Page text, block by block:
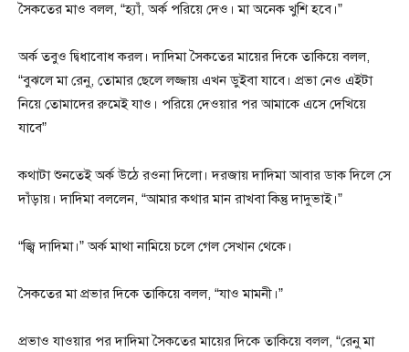
সৈকতের মাও বলল, “হ্যাঁ, অর্ক পরিয়ে দেও। মা অনেক খুশি হবে।”
অর্ক তবুও দ্বিধাবোধ করল। দাদিমা সৈকতের মায়ের দিকে তাকিয়ে বলল,
“বুঝলে মা রেনু, তোমার ছেলে লজ্জায় এখন ডুইবা যাবে। প্রভা নেও এইটা
নিয়ে তোমাদের রুমেই যাও। পরিয়ে দেওয়ার পর আমাকে এসে দেখিয়ে
যাবে”
কথাটা শুনতেই অর্ক উঠে রওনা দিলো। দরজায় দাদিমা আবার ডাক দিলে সে
দাঁড়ায়। দাদিমা বললেন, “আমার কথার মান রাখবা কিন্তু দাদুভাই।”
“জ্বি দাদিমা।” অর্ক মাথা নামিয়ে চলে গেল সেখান থেকে।
সৈকতের মা প্রভার দিকে তাকিয়ে বলল, “যাও মামনী।”
প্রভাও যাওয়ার পর দাদিমা সৈকতের মায়ের দিকে তাকিয়ে বলল, “রেনু মা